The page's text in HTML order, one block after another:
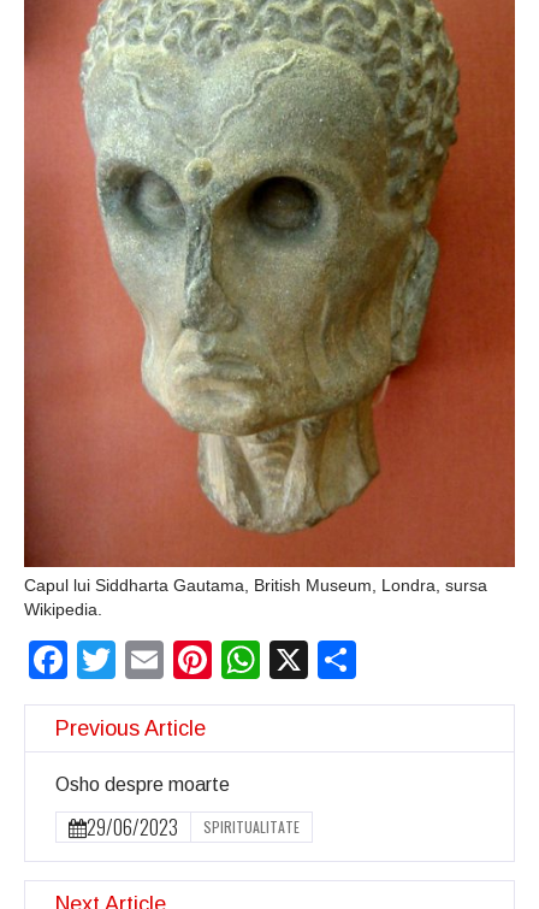
Capul lui Siddharta Gautama, British Museum, Londra, sursa
Wikipedia.
Facebook
Twitter
EmailPinterest
WhatsApp
X
Previous Article
Osho despre moarte
29/06/2023 SPIRITUALITATE